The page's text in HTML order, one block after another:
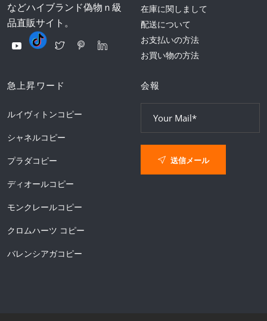
などハイブランド偽物ｎ級
品直販サイト。
在庫に関しまして
配送について
お支払いの方法
お買い物の方法
急上昇ワード
ルイヴィトンコピー
シャネルコピー
プラダコピー
ディオールコピー
モンクレールコピー
クロムハーツ コピー
バレンシアガコピー
会報
送信メール